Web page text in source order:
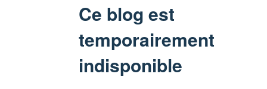
Ce blog est
temporairement
indisponible